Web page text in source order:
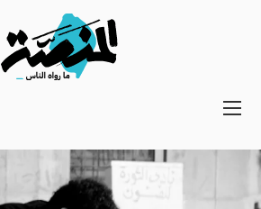
Main
Secondary